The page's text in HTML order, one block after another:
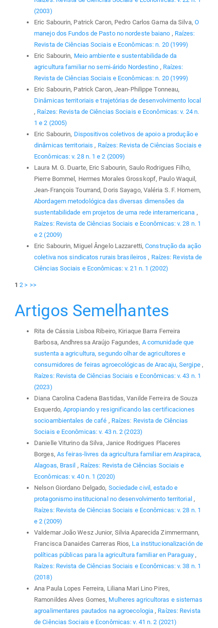
(2003)
Eric Sabourin, Patrick Caron, Pedro Carlos Gama da Silva, O
manejo dos Fundos de Pasto no nordeste baiano , Raízes:
Revista de Ciências Sociais e Econômicas: n. 20 (1999)
Eric Sabourin, Meio ambiente e sustentabilidade da
agricultura familiar no semi-árido Nordestino , Raízes:
Revista de Ciências Sociais e Econômicas: n. 20 (1999)
Eric Sabourin, Patrick Caron, Jean-Philippe Tonneau,
Dinâmicas territoriais e trajetórias de desenvolvimento local
, Raízes: Revista de Ciências Sociais e Econômicas: v. 24 n.
1 e 2 (2005)
Eric Sabourin, Dispositivos coletivos de apoio a produção e
dinâmicas territoriais , Raízes: Revista de Ciências Sociais e
Econômicas: v. 28 n. 1 e 2 (2009)
Laura M. G. Duarte, Eric Sabourin, Saulo Rodrigues Filho,
Pierre Bommel, Hermes Morales Grosskopf, Paulo Waquil,
Jean-François Tourrand, Doris Sayago, Valéria S. F. Homem,
Abordagem metodológica das diversas dimensões da
sustentabilidade em projetos de uma rede interamericana ,
Raízes: Revista de Ciências Sociais e Econômicas: v. 28 n. 1
e 2 (2009)
Eric Sabourin, Miguel Ângelo Lazzaretti,Construção da ação
coletiva nos sindicatos rurais brasileiros , Raízes: Revista de
Ciências Sociais e Econômicas: v. 21 n. 1 (2002)
1 2 > >>
Artigos Semelhantes
Rita de Cássia Lisboa Ribeiro, Kiriaque Barra Ferreira
Barbosa, Andhressa Araújo Fagundes, A comunidade que
sustenta a agricultura, segundo olhar de agricultores e
consumidores de feiras agroecológicas de Aracaju, Sergipe ,
Raízes: Revista de Ciências Sociais e Econômicas: v. 43 n. 1
(2023)
Diana Carolina Cadena Bastidas, Vanilde Ferreira de Souza
Esquerdo, Apropiando y resignificando las certificaciones
socioambientales de café , Raízes: Revista de Ciências
Sociais e Econômicas: v. 43 n. 2 (2023)
Danielle Viturino da Silva, Janice Rodrigues Placeres
Borges, As feiras-livres da agricultura familiar em Arapiraca,
Alagoas, Brasil , Raízes: Revista de Ciências Sociais e
Econômicas: v. 40 n. 1 (2020)
Nelson Giordano Delgado, Sociedade civil, estado e
protagonismo institucional no desenvolvimento territorial ,
Raízes: Revista de Ciências Sociais e Econômicas: v. 28 n. 1
e 2 (2009)
Valdemar João Wesz Junior, Silvia Aparecida Zimmermann,
Francisca Danaides Carreras Rios, La institucionalización de
políticas públicas para la agricultura familiar en Paraguay ,
Raízes: Revista de Ciências Sociais e Econômicas: v. 38 n. 1
(2018)
Ana Paula Lopes Ferreira, Liliana Mari Lino Pires,
Ramonildes Alves Gomes, Mulheres agricultoras e sistemas
agroalimentares pautados na agroecologia , Raízes: Revista
de Ciências Sociais e Econômicas: v. 41 n. 2 (2021)